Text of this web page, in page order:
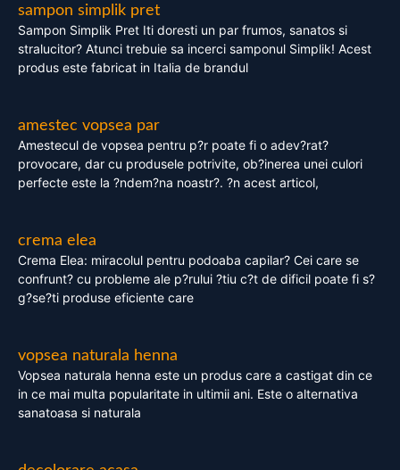
sampon simplik pret
Sampon Simplik Pret Iti doresti un par frumos, sanatos si
stralucitor? Atunci trebuie sa incerci samponul Simplik! Acest
produs este fabricat in Italia de brandul
amestec vopsea par
Amestecul de vopsea pentru p?r poate fi o adev?rat?
provocare, dar cu produsele potrivite, ob?inerea unei culori
perfecte este la ?ndem?na noastr?. ?n acest articol,
crema elea
Crema Elea: miracolul pentru podoaba capilar? Cei care se
confrunt? cu probleme ale p?rului ?tiu c?t de dificil poate fi s?
g?se?ti produse eficiente care
vopsea naturala henna
Vopsea naturala henna este un produs care a castigat din ce
in ce mai multa popularitate in ultimii ani. Este o alternativa
sanatoasa si naturala